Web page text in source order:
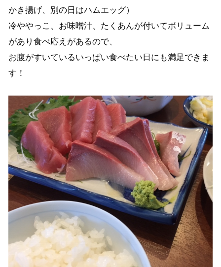
かき揚げ、別の日はハムエッグ）
冷ややっこ、お味噌汁、たくあんが付いてボリューム
があり食べ応えがあるので、
お腹がすいているいっぱい食べたい日にも満足できま
す！